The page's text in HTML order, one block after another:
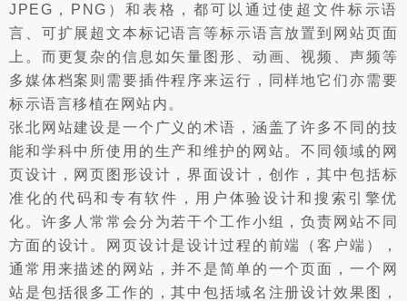
JPEG，PNG）和表格，都可以通过使超文件标示语
言、可扩展超文本标记语言等标示语言放置到网站页面
上。而更复杂的信息如矢量图形、动画、视频、声频等
多媒体档案则需要插件程序来运行，同样地它们亦需要
标示语言移植在网站内。
张北网站建设是一个广义的术语，涵盖了许多不同的技
能和学科中所使用的生产和维护的网站。不同领域的网
页设计，网页图形设计，界面设计，创作，其中包括标
准化的代码和专有软件，用户体验设计和搜索引擎优
化。许多人常常会分为若干个工作小组，负责网站不同
方面的设计。网页设计是设计过程的前端（客户端），
通常用来描述的网站，并不是简单的一个页面，一个网
站是包括很多工作的，其中包括域名注册设计效果图，